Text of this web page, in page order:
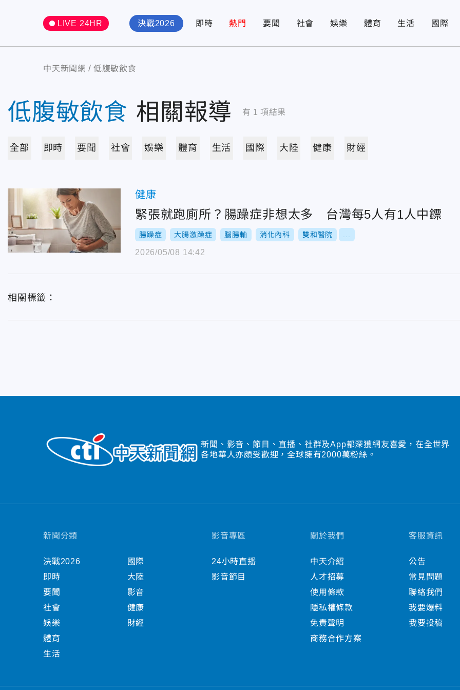
LIVE 24HR 決戰2026 即時 熱門 要聞 社會 娛樂 體育 生活 國際
中天新聞網 低腹敏飲食
低腹敏飲食 相關報導 有 1 項結果
全部 即時 要聞 社會 娛樂 體育 生活 國際 大陸 健康 財經
健康
緊張就跑廁所？腸躁症非想太多 台灣每5人有1人中鏢
腸躁症 大腸激躁症 腦腸軸 消化內科 雙和醫院
2026/05/08 14:42
相關標籤：
新聞、影音、節目、直播、社群及App都深獲網友喜愛，在全世界
各地華人亦頗受歡迎，全球擁有2000萬粉絲。
新聞分類
決戰2026
即時
要聞
社會
娛樂
體育
生活
國際
大陸
影音
健康
財經
影音專區
24小時直播
影音節目
關於我們
中天介紹
人才招募
使用條款
隱私權條款
免責聲明
商務合作方案
客服資訊
公告
常見問題
聯絡我們
我要爆料
我要投稿